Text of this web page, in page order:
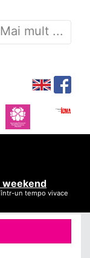
Mai mult ...
weekend
un tempo vivace